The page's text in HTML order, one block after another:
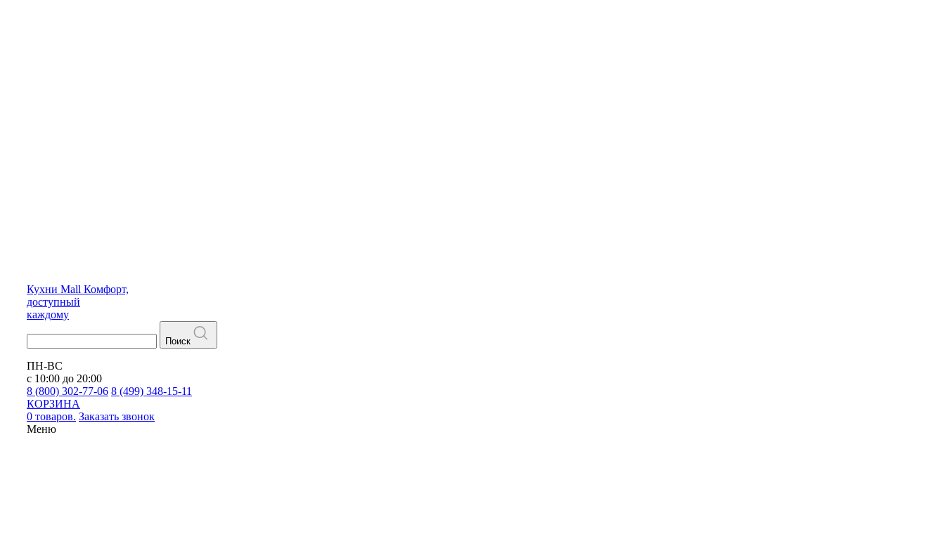
Кухни Mall Комфорт,
доступный
каждому
Поиск
ПН-ВС
с 10:00 до 20:00
8 (800) 302-77-06 8 (499) 348-15-11
КОРЗИНА
0 товаров. Заказать звонок
Меню